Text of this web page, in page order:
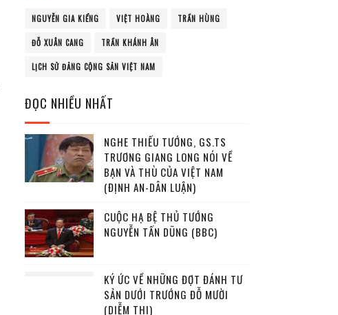
NGUYỄN GIA KIỂNG VIỆT HOÀNG TRẦN HÙNG
ĐỖ XUÂN CANG TRẦN KHÁNH ÂN
LỊCH SỬ ĐẢNG CỘNG SẢN VIỆT NAM
ĐỌC NHIỀU NHẤT
NGHE THIẾU TƯỚNG, GS.TS
TRƯƠNG GIANG LONG NÓI VỀ
BẠN VÀ THÙ CỦA VIỆT NAM
(ĐỊNH AN-DÂN LUẬN)
CUỘC HẠ BỆ THỦ TƯỚNG
NGUYỄN TẤN DŨNG (BBC)
KÝ ỨC VỀ NHỮNG ĐỢT ĐÁNH TƯ
SẢN DƯỚI TRƯỚNG ĐỖ MƯỜI
(DIỄM THI)